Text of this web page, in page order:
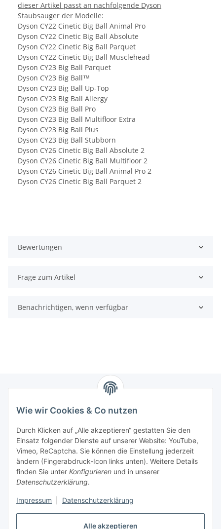
Alle akzeptieren
Wie wir Cookies & Co nutzen
Durch Klicken auf „Alle akzeptieren“ gestatten Sie den
Einsatz folgender Dienste auf unserer Website: YouTube,
Vimeo, ReCaptcha. Sie können die Einstellung jederzeit
ändern (Fingerabdruck-Icon links unten). Weitere Details
finden Sie unter Konfigurieren und in unserer
Datenschutzerklärung.
Impressum Datenschutzerklärung
dieser Artikel passt an nachfolgende Dyson
Staubsauger der Modelle:
Dyson CY22 Cinetic Big Ball Animal Pro
Dyson CY22 Cinetic Big Ball Absolute
Dyson CY22 Cinetic Big Ball Parquet
Dyson CY22 Cinetic Big Ball Musclehead
Dyson CY23 Big Ball Parquet
Dyson CY23 Big Ball™
Dyson CY23 Big Ball Up-Top
Dyson CY23 Big Ball Allergy
Dyson CY23 Big Ball Pro
Dyson CY23 Big Ball Multifloor Extra
Dyson CY23 Big Ball Plus
Dyson CY23 Big Ball Stubborn
Dyson CY26 Cinetic Big Ball Absolute 2
Dyson CY26 Cinetic Big Ball Multifloor 2
Dyson CY26 Cinetic Big Ball Animal Pro 2
Dyson CY26 Cinetic Big Ball Parquet 2
Bewertungen
Frage zum Artikel
Benachrichtigen, wenn verfügbar
Zahlungsmöglichkeiten
Versandinformationen
Gesetzliche Informationen